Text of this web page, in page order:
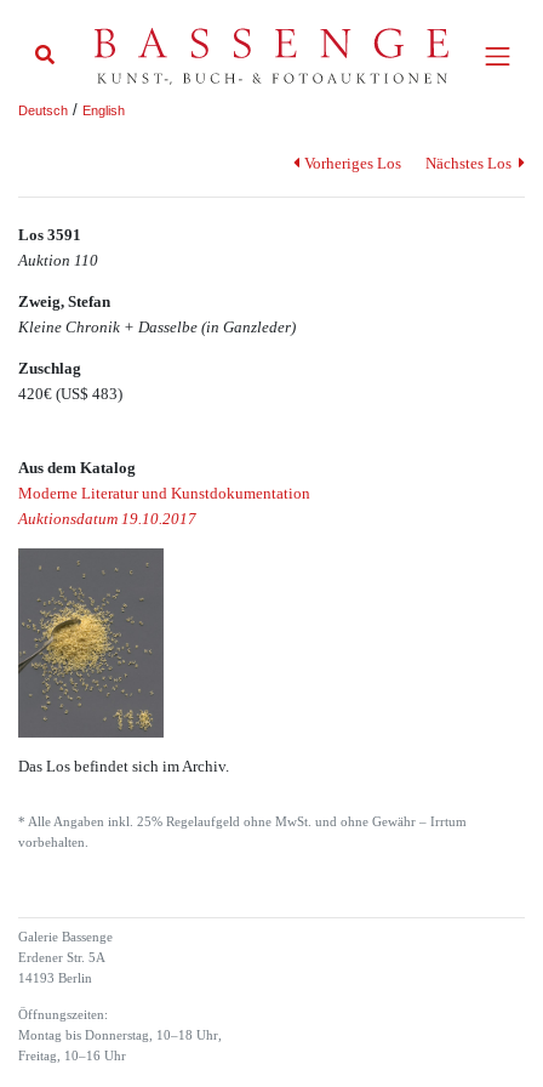
Deutsch / English
Vorheriges Los Nächstes Los
Los 3591
Auktion 110
Zweig, Stefan
Kleine Chronik + Dasselbe (in Ganzleder)
Zuschlag
420€ (US$ 483)
Aus dem Katalog
Moderne Literatur und Kunstdokumentation
Auktionsdatum 19.10.2017
Das Los befindet sich im Archiv.
* Alle Angaben inkl. 25% Regelaufgeld ohne MwSt. und ohne Gewähr – Irrtum
vorbehalten.
Galerie Bassenge
Erdener Str. 5A
14193 Berlin
Öffnungszeiten:
Montag bis Donnerstag, 10–18 Uhr,
Freitag, 10–16 Uhr